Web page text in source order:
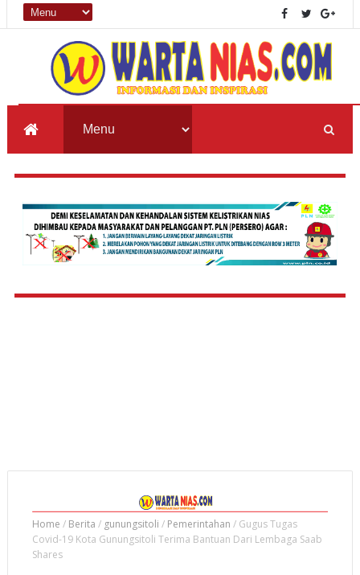
Home / Berita / gunungsitoli / Pemerintahan / Gugus Tugas
Covid-19 Kota Gunungsitoli Terima Bantuan Dari Lembaga Saab
Shares